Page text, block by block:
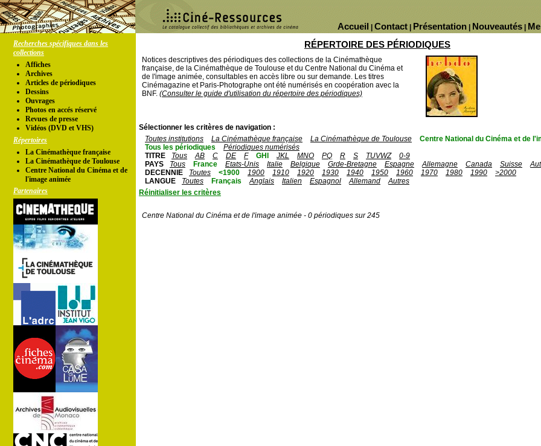
Nouveautés
Présentation
Contact
Accueil
Recherches spécifiques dans les
collections
Affiches
Archives
Articles de périodiques
Dessins
Ouvrages
Photos en accés réservé
Revues de presse
Vidéos (DVD et VHS)
Répertoires
La Cinémathèque française
La Cinémathèque de Toulouse
Centre National du Cinéma et de
l'image animée
Partenaires
RÉPERTOIRE DES PÉRIODIQUES
Notices descriptives des périodiques des collections de la Cinémathèque
française, de la Cinémathèque de Toulouse et du Centre National du Cinéma et
de l'image animée, consultables en accès libre ou sur demande. Les titres
Cinémagazine et Paris-Photographe ont été numérisés en coopération avec la
BNF. (Consulter le guide d'utilisation du répertoire des périodiques)
Sélectionner les critères de navigation :
Toutes institutions
La Cinémathèque française La Cinémathèque de Toulouse
Centre National du Cinéma et de
Tous les périodiques
Périodiques numérisés
TITRE
Tous AB C DE F GHI JKL MNO PQ R S TUVWZ
0-9
PAYS
Tous France Etats-Unis Italie Belgique Grde-Bretagne Espagne Allemagne Canada Suisse
DECENNIE
Toutes <1900 1900 1910 1920 1930 1940 1950 1960 1970 1980 1990
>2000
LANGUE
Toutes Français Anglais Italien Espagnol Allemand
Autres
Réinitialiser les critères
Centre National du Cinéma et de l'image animée - 0 périodiques sur 245